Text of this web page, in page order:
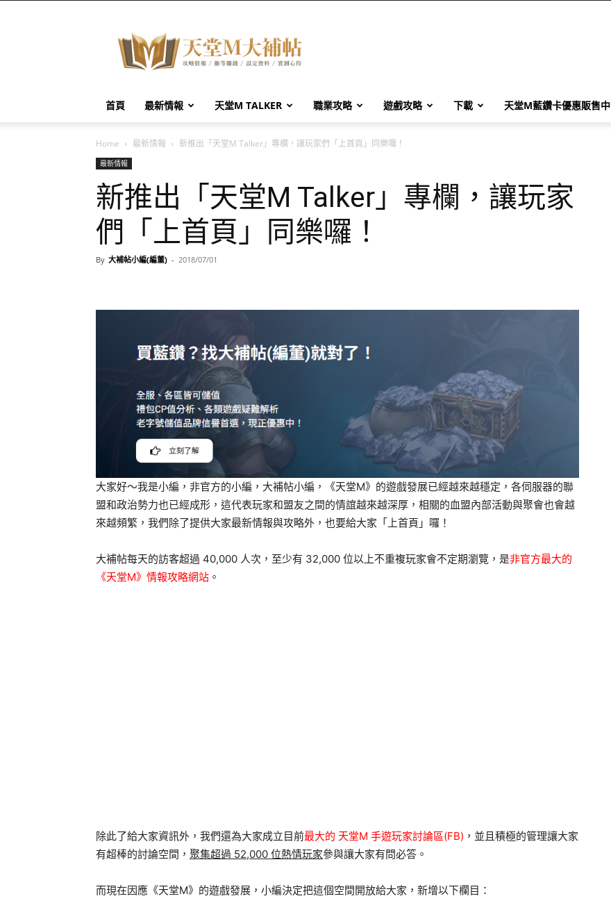
堂
M
大
帖
首頁 最新情報 天堂M TALKER 職業攻略 遊戲攻略 下載 天堂M藍鑽卡優惠販售中
Home 最新情報 新推出「天堂M Talker」專欄，讓玩家們「上首頁」同樂囉！
最新情報
新推出「天堂M Talker」專欄，讓玩家
們「上首頁」同樂囉！
By 大補帖小編(編董) - 2018/07/01
大家好～我是小編，非官方的小編，大補帖小編，《天堂M》的遊戲發展已經越來越穩定，各伺服器的聯
盟和政治勢力也已經成形，這代表玩家和盟友之間的情誼越來越深厚，相關的血盟內部活動與聚會也會越
來越頻繁，我們除了提供大家最新情報與攻略外，也要給大家「上首頁」囉！
大補帖每天的訪客超過 40,000 人次，至少有 32,000 位以上不重複玩家會不定期瀏覽，是非官方最大的
《天堂M》情報攻略網站 。
除此了給大家資訊外，我們還為大家成立目前最大的 天堂M 手遊玩家討論區(FB) ，並且積極的管理讓大家
有超棒的討論空間， 聚集超過 52,000 位熱情玩家參與讓大家有問必答。
而現在因應《天堂M》的遊戲發展，小編決定把這個空間開放給大家，新增以下欄目：